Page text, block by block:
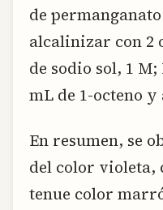
de
alcalinizar con 2
de sodio sol, 1
mL de 1-octeno
En resumen, se
del color violeta,
tenue color